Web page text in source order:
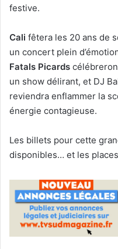
festive.
Cali fêtera les 20 ans de
un concert plein
Fatals Picards
un show délirant, et DJ
reviendra enflammer la
énergie contagieuse.
Les billets pour cette
disponibles… et les